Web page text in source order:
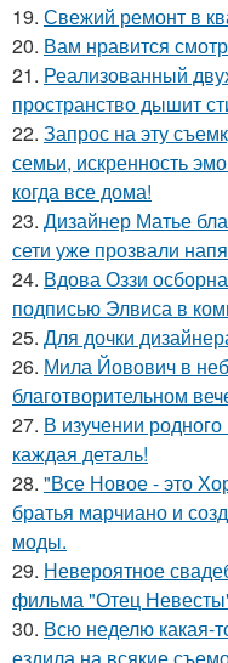
19. Свежий ремонт в
20. Вам нравится
21. Реализованный
пространство дышит
22. Запрос на эту
семьи, искренность
когда все дома!
23. Дизайнер Матье
сети уже прозвали
24. Вдова Оззи
подписью Элвиса в
25. Для дочки
26. Мила Йовович в
благотворительном
27. В изучении
каждая деталь!
28. "Все Новое - это
братья марчиано и
моды.
29. Невероятное
фильма "Отец
30. Всю неделю какая-
ездила на всякие